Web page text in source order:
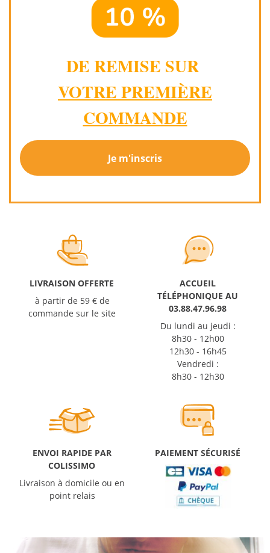
DE REMISE SUR
VOTRE PREMIÈRE
COMMANDE
Je m'inscris
LIVRAISON OFFERTE
à partir de 59 € de
commande sur le site
ACCUEIL
TÉLÉPHONIQUE AU
03.88.47.96.98
Du lundi au jeudi :
8h30 - 12h00
12h30 - 16h45
Vendredi :
8h30 - 12h30
ENVOI RAPIDE PAR
COLISSIMO
Livraison à domicile ou en
point relais
PAIEMENT SÉCURISÉ